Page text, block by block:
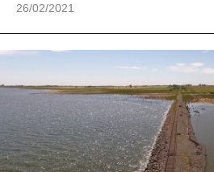
26/02/2021